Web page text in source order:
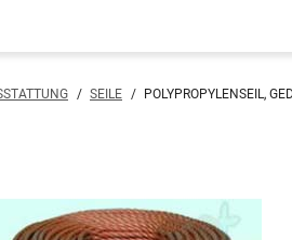
/ SEILE / POLYPROPYLENSEIL,